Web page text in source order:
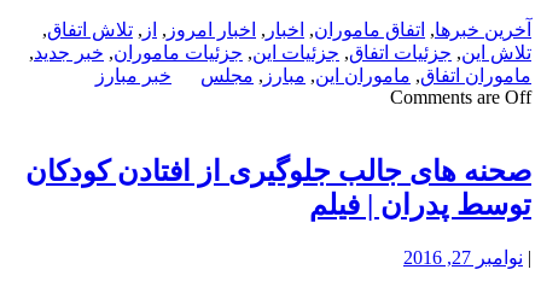
آخرین خبرها, اتفاق ماموران, اخبار , اخبار امروز , از , تلاش اتفاق,
تلاش این, جزئیات اتفاق, جزئیات این, جزئیات ماموران, خبر جدید,
ماموران اتفاق, ماموران این, مبارز , مجلس
خبر مبارز
Comments are Off
صحنه های جالب جلوگیری از افتادن کودکان
توسط پدران | فیلم
| نوامبر 27, 2016